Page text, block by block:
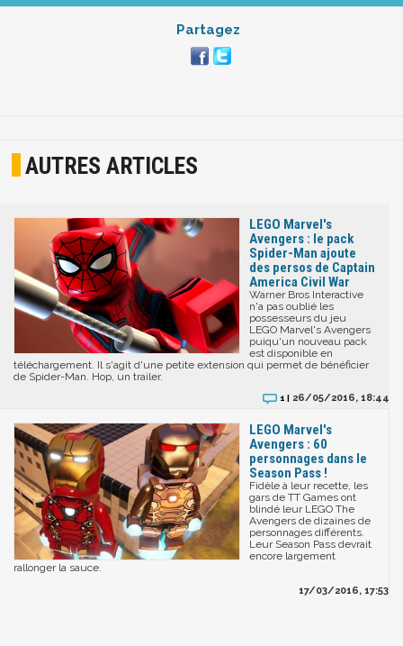
Partagez
AUTRES ARTICLES
LEGO Marvel's
Avengers : le pack
Spider-Man ajoute
des persos de Captain
America Civil War
Warner Bros Interactive
n'a pas oublié les
possesseurs du jeu
LEGO Marvel's Avengers
puiqu'un nouveau pack
est disponible en
téléchargement. Il s'agit d'une petite extension qui permet de bénéficier
de Spider-Man. Hop, un trailer.
1 | 26/05/2016, 18:44
LEGO Marvel's
Avengers : 60
personnages dans le
Season Pass !
Fidèle à leur recette, les
gars de TT Games ont
blindé leur LEGO The
Avengers de dizaines de
personnages différents.
Leur Season Pass devrait
encore largement
rallonger la sauce.
17/03/2016, 17:53